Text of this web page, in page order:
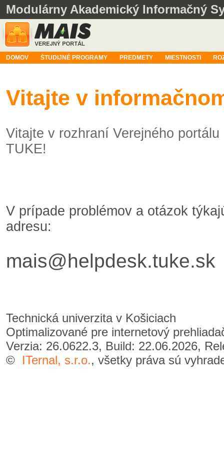
Modulárny Akademický Informačný
DOMOV ŠTUDIJNÉ PROGRAMY PREDMETY MIESTNOSTI
Vitajte v
Vitajte v rozhraní Verejného
TUKE!
V prípade problémov a otázok
adresu:
mais@helpdesk.tuke.sk
Technická univerzita v Košiciach
Optimalizované pre internetový
Verzia: 26.0622.3, Build: 22.06.2026,
© ITernal, s.r.o., všetky práva sú